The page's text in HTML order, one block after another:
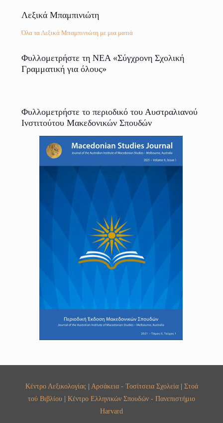
Λεξικά Μπαμπινιώτη
Όλα τα Λεξικά Μπαμπινιώτη με μια ματιά
Φυλλομετρήστε τη ΝΕΑ «Σύγχρονη Σχολική
Γραμματική για όλους»
Φυλλομετρήστε το περιοδικό του Αυστραλιανού
Ινστιτούτου Μακεδονικών Σπουδών
Κέντρο Λεξικολογίας | Αρσάκεια - Τοσίτσεια Σχολεία| Στοά
τού Βιβλίου | Κέντρο Ελληνικών Σπουδών - Πανεπιστήμιο
Harvard